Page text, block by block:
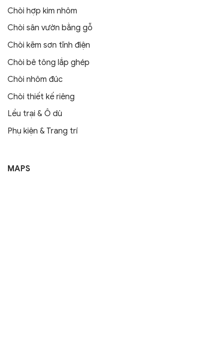
Chòi hợp kim nhôm
Chòi sân vườn bằng gỗ
Chòi kẽm sơn tĩnh điện
Chòi bê tông lắp ghép
Chòi nhôm đúc
Chòi thiết kế riêng
Lều trại & Ô dù
Phụ kiện & Trang trí
MAPS